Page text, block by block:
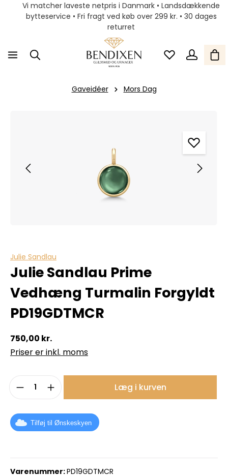
Vi matcher laveste netpris i Danmark • Landsdækkende
bytteservice • Fri fragt ved køb over 299 kr. • 30 dages
returret
Gaveidéer Mors Dag
Julie Sandlau
Julie Sandlau Prime
Vedhæng Turmalin Forgyldt
PD19GDTMCR
750,00 kr.
Priser er inkl. moms
Produktmængde: Indtast det
Læg i kurven
Tilføj til Ønskeskyen
Varenummer:PD19GDTMCR